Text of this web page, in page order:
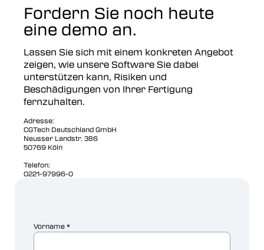
Fordern Sie noch heute
eine demo an.
Lassen Sie sich mit einem konkreten Angebot
zeigen, wie unsere Software Sie dabei
unterstützen kann, Risiken und
Beschädigungen von Ihrer Fertigung
fernzuhalten.
Adresse:
CGTech Deutschland GmbH
Neusser Landstr. 386
50769 Köln
Telefon:
0221-97996-0